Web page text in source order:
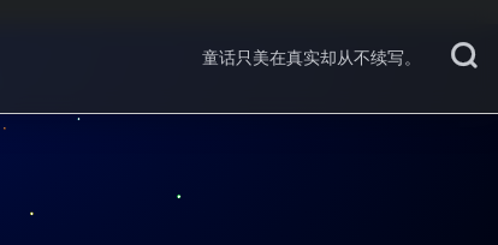
童话只美在真实却从不续写。